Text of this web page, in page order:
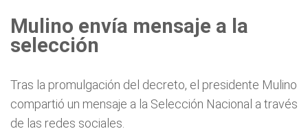
Mulino envía mensaje a la
selección
Tras la promulgación del decreto, el presidente Mulino
compartió un mensaje a la Selección Nacional a través
de las redes sociales.